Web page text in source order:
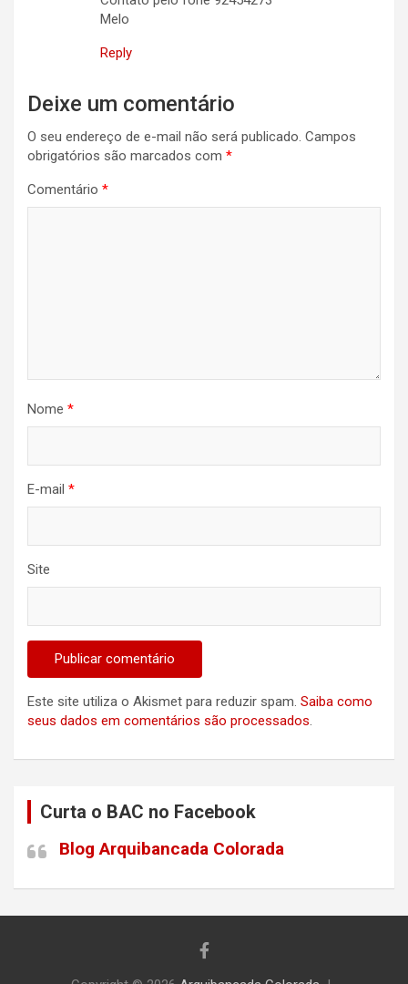
Melo
Reply
Deixe um comentário
O seu endereço de e-mail não será publicado. Campos
obrigatórios são marcados com *
Comentário *
Nome *
E-mail *
Site
Este site utiliza o Akismet para reduzir spam. Saiba como
seus dados em comentários são processados
Curta o BAC no Facebook
Blog Arquibancada Colorada